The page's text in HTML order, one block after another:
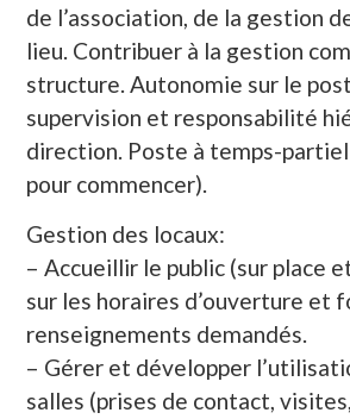
de l’association, de la gestion
lieu. Contribuer à la gestion
structure. Autonomie sur le
supervision et responsabilité
direction. Poste à temps-
pour commencer).
Gestion des locaux:
– Accueillir le public (sur place
sur les horaires d’ouverture et
renseignements demandés.
– Gérer et développer
salles (prises de contact,